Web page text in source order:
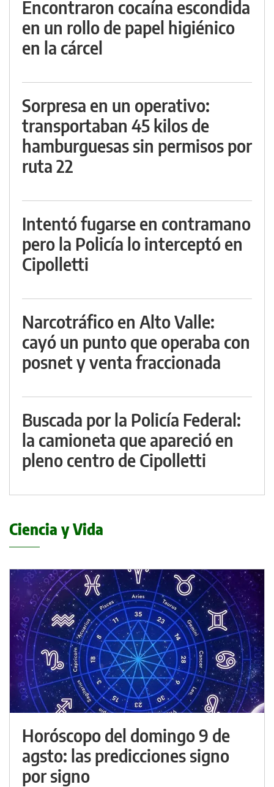
Encontraron cocaína escondida
en un rollo de papel higiénico
en la cárcel
Sorpresa en un operativo:
transportaban 45 kilos de
hamburguesas sin permisos por
ruta 22
Intentó fugarse en contramano
pero la Policía lo interceptó en
Cipolletti
Narcotráfico en Alto Valle:
cayó un punto que operaba con
posnet y venta fraccionada
Buscada por la Policía Federal:
la camioneta que apareció en
pleno centro de Cipolletti
Ciencia y Vida
Horóscopo del domingo 9 de
agsto: las predicciones signo
por signo